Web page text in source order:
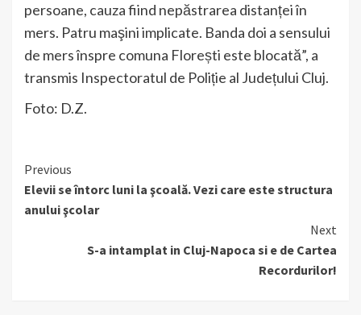
persoane, cauza fiind nepăstrarea distanței în
mers. Patru maşini implicate. Banda doi a sensului
de mers înspre comuna Florești este blocată”, a
transmis Inspectoratul de Poliție al Județului Cluj.
Foto: D.Z.
Continue
Reading
Previous
Elevii se întorc luni la şcoală. Vezi care este structura
anului şcolar
Next
S-a intamplat in Cluj-Napoca si e de Cartea
Recordurilor!